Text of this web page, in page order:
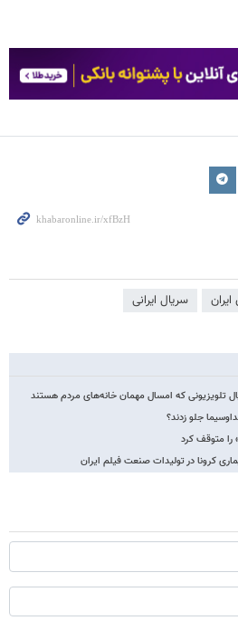
سریال ایرانی
جلو زدند؟
را متوقف کرد
کرونا در تولیدات صنعت فیلم ایران